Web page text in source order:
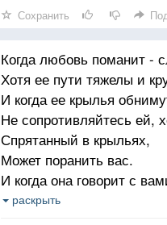
Сохранить
Когда любовь поманит -
Хотя ее пути тяжелы и
И когда ее крылья
Не сопротивляйтесь ей,
Спрятанный в крыльях,
Может поранить вас.
И когда она говорит с
Хотя ее голос может
раскрыть